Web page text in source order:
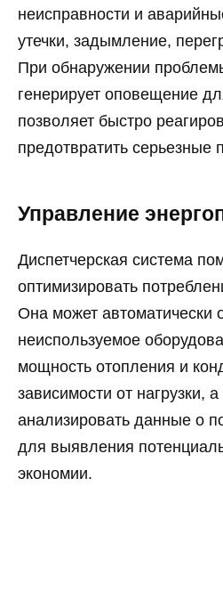
неисправности и
утечки, задымление,
При обнаружении
генерирует оповещение
позволяет быстро
предотвратить серьезные
Управление
Диспетчерская система
оптимизировать
Она может автоматически
неиспользуемое
мощность отопления и
зависимости от нагрузки,
анализировать данные о
для выявления
экономии.